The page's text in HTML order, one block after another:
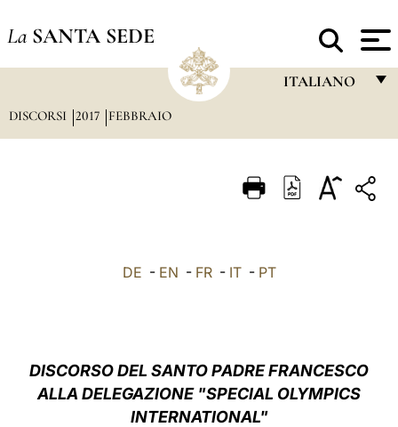
La SANTA SEDE
ITALIANO
ITALIANO
中文
DISCORSI 2017 FEBBRAIO
DE - EN - FR- IT- PT
DISCORSO DEL SANTO PADRE FRANCESCO
ALLA DELEGAZIONE "SPECIAL OLYMPICS
INTERNATIONAL"